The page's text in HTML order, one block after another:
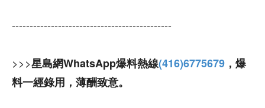
---------------------------------------------
>>>星島網WhatsApp爆料熱線(416)6775679 ，爆
料一經錄用，薄酬致意。